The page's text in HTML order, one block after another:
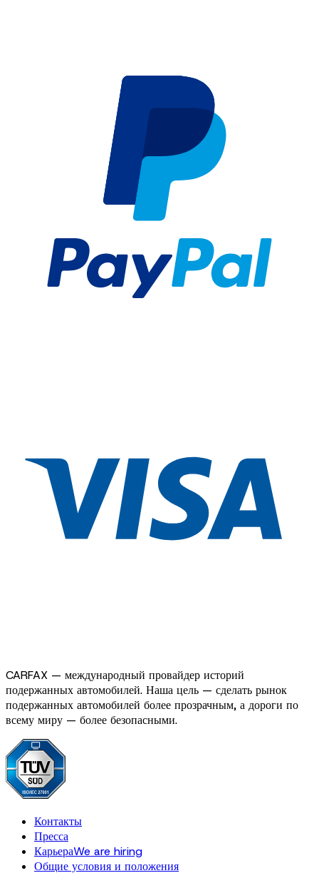
CARFAX — международный провайдер историй
подержанных автомобилей. Наша цель — сделать рынок
подержанных автомобилей более прозрачным, а дороги по
всему миру — более безопасными.
Контакты
Пресса
КарьераWe are hiring
Общие условия и положения